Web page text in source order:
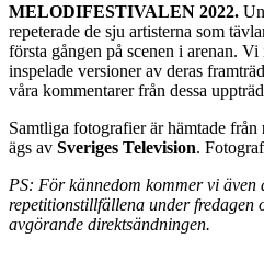
MELODIFESTIVALEN 2022.
repeterade de sju artisterna som
första gången på scenen i arenan. Vi
inspelade versioner av deras
våra kommentarer från dessa
Samtliga fotografier är hämtade från
ägs av Sveriges Television.
PS: För kännedom kommer vi även
repetitionstillfällena under fredagen
avgörande direktsändningen.